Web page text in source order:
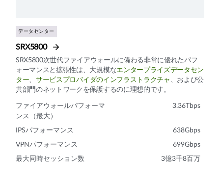
データセンター
SRX5800
SRX5800次世代ファイアウォールに備わる非常に優れたパフ
ォーマンスと拡張性は、大規模なエンタープライズデータセン
ター、サービスプロバイダのインフラストラクチャ 、および公
共部門のネットワークを保護するのに理想的です。
ファイアウォールパフォーマ
ンス（最大）
3.36Tbps
IPSパフォーマンス 638Gbps
VPNパフォーマンス 699Gbps
最大同時セッション数 3億3千8百万